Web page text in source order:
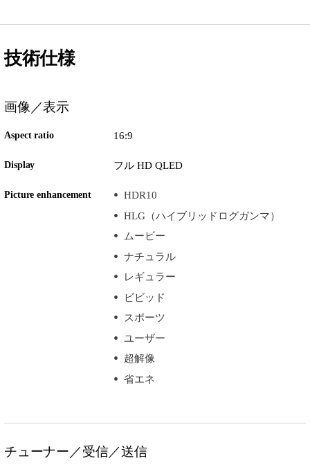
技術仕様
画像／表示
Aspect ratio 16:9
Display フル HD QLED
Picture enhancement
HDR10
HLG（ハイブリッドログガンマ）
ムービー
ナチュラル
レギュラー
ビビッド
スポーツ
ユーザー
超解像
省エネ
チューナー／受信／送信